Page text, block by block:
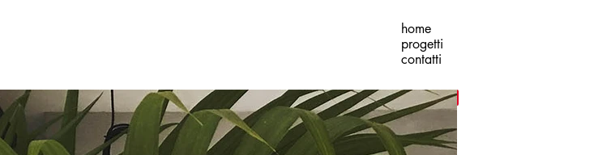
home
progetti
contatti